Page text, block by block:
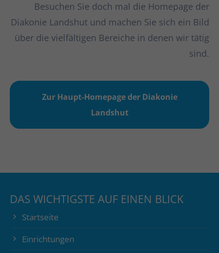
Besuchen Sie doch mal die Homepage der
Diakonie Landshut und machen Sie sich ein Bild
über die vielfältigen Bereiche in denen wir tätig
sind.
Zur Haupt-Homepage der Diakonie
Landshut
DAS WICHTIGSTE AUF EINEN BLICK
Startseite
Einrichtungen